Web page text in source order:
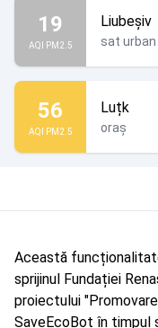
19
AQI PM2.5
Liubeșiv
sat urban
56
AQI PM2.5
Luțk
oraș
Această
sprijinul Fundației
proiectului
SaveEcoBot în timpul